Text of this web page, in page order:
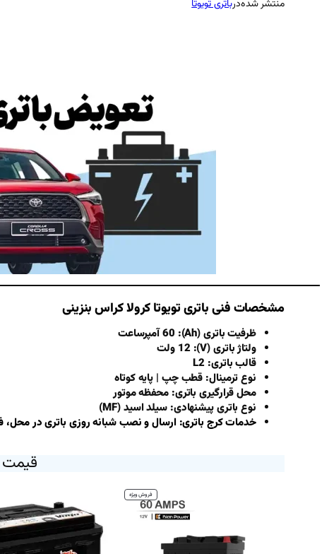
منتشر شدهدرباتری تویوتا
مشخصات فنی باتریتویوتا کرولا کراس بنزینی
ظرفیت باتری (Ah): 60 آمپر‌ساعت
ولتاژ باتری (V): 12 ولت
قالب باتری: L2
نوع ترمینال: قطب چپ | پایه کوتاه
محل قرارگیری باتری: محفظه موتور
نوع باتری پیشنهادی: سیلد اسید (MF)
خدمات کرج باتری: ارسال و نصب شبانه روزی باتری در محل،
قیمت
فروش ویژهمحصول
تخفیف